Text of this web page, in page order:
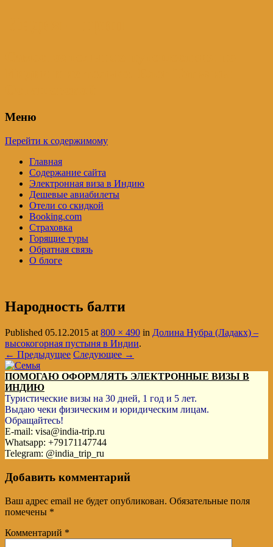
Меню
Перейти к содержимому
Главная
Содержание сайта
Электронная виза в Индию
Дешевые авиабилеты
Отели со скидкой
Booking.com
Страховка
Горящие туры
Обратная связь
О блоге
Народность балти
Published 05.12.2015 at 800 × 490 in Долина Нубра (Ладакх) –
высокогорная пустыня в Индии.
← Предыдущее Следующее →
ПОМОГАЮ ОФОРМЛЯТЬ ЭЛЕКТРОННЫЕ ВИЗЫ В
ИНДИЮ
Туристические визы на 30 дней, 1 год и 5 лет.
Выдаю чеки физическим и юридическим лицам.
Обращайтесь!
E-mail: visa@india-trip.ru
Whatsapp: +79171147744
Telegram: @india_trip_ru
Добавить комментарий
Ваш адрес email не будет опубликован. Обязательные поля
помечены *
Комментарий *